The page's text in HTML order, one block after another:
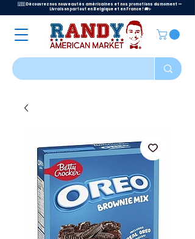
🇺🇸 Découvrez nos nouveautés américaines et nos promotions du moment —
Livraison partout en Belgique et en France ! 🚚✨